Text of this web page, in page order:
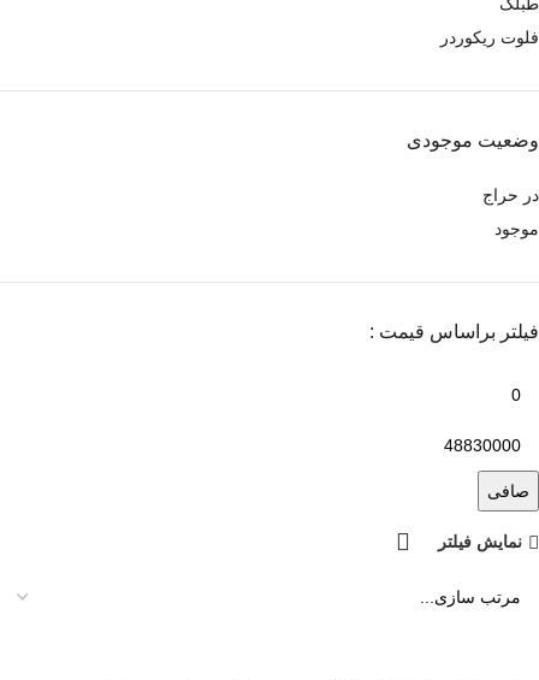
فلوت ریکوردر
وضعیت موجودی
در حراج
موجود
فیلتر براساس قیمت :
صافی
نمایش فیلتر